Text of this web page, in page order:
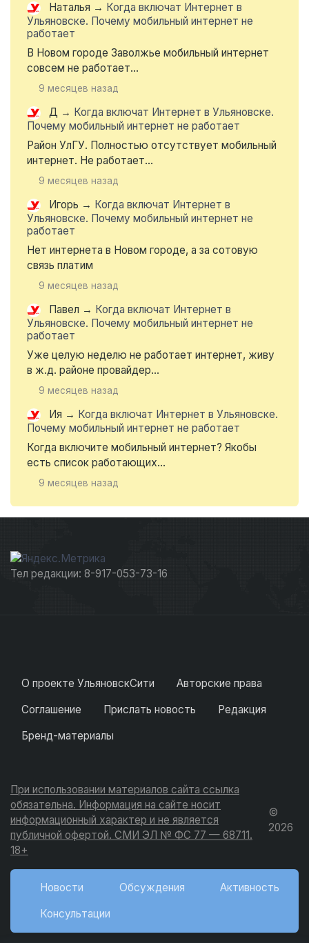
Наталья → Когда включат Интернет в
Ульяновске. Почему мобильный интернет не
работает
В Новом городе Заволжье мобильный интернет
совсем не работает...
9 месяцев назад
Д → Когда включат Интернет в Ульяновске.
Почему мобильный интернет не работает
Район УлГУ. Полностью отсутствует мобильный
интернет. Не работает...
9 месяцев назад
Игорь → Когда включат Интернет в
Ульяновске. Почему мобильный интернет не
работает
Нет интернета в Новом городе, а за сотовую
связь платим
9 месяцев назад
Павел → Когда включат Интернет в
Ульяновске. Почему мобильный интернет не
работает
Уже целую неделю не работает интернет, живу
в ж.д. районе провайдер...
9 месяцев назад
Ия → Когда включат Интернет в Ульяновске.
Почему мобильный интернет не работает
Когда включите мобильный интернет? Якобы
есть список работающих...
9 месяцев назад
Тел редакции: 8-917-053-73-16
О проекте УльяновскСити
Авторские права
Соглашение
Прислать новость
Редакция
Бренд-материалы
При использовании материалов сайта ссылка
обязательна. Информация на сайте носит
информационный характер и не является
публичной офертой. СМИ ЭЛ № ФС 77 — 68711.
18+
©
2026
Новости Обсуждения
Активность
Консультации